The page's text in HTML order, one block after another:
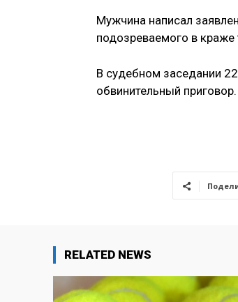
Мужчина написал
подозреваемого в краже
В судебном заседании
обвинительный
RELATED NEWS